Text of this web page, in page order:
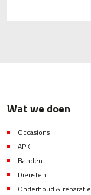
Wat we doen
Occasions
APK
Banden
Diensten
Onderhoud & reparatie